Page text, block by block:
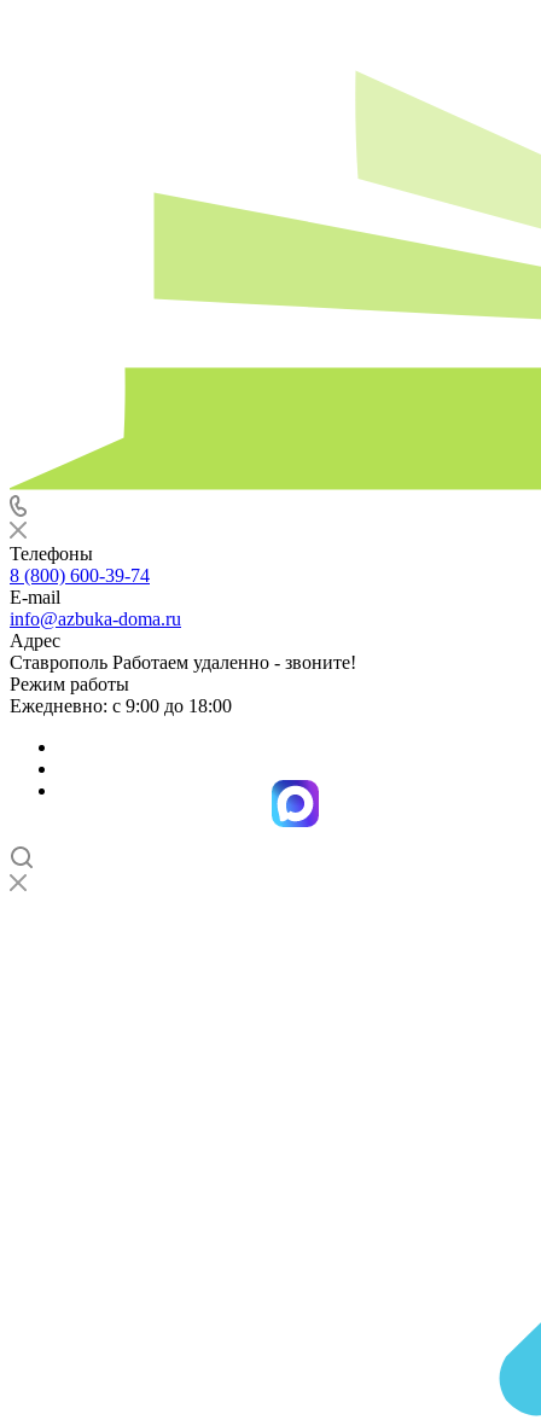
Телефоны
8 (800) 600-39-74
E-mail
info@azbuka-doma.ru
Адрес
Ставрополь Работаем удаленно - звоните!
Режим работы
Ежедневно: с 9:00 до 18:00